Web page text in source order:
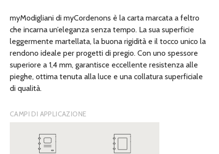
myModigliani di myCordenons è la carta marcata a feltro
che incarna un’eleganza senza tempo. La sua superficie
leggermente martellata, la buona rigidità e il tocco unico la
rendono ideale per progetti di pregio. Con uno spessore
superiore a 1,4 mm, garantisce eccellente resistenza alle
pieghe, ottima tenuta alla luce e una collatura superficiale
di qualità.
CAMPI DI APPLICAZIONE